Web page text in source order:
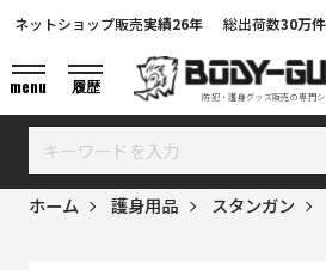
防犯・護身グッズ販売の専門
ネットショップ販売実績26年 総出荷数30万
menu 履歴
ホーム 護身用品 スタンガン